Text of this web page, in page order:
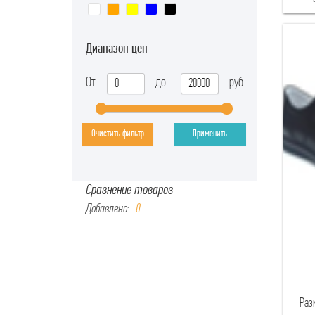
Диапазон цен
От до руб.
Очистить фильтр Применить
Сравнение товаров
Добавлено: 0